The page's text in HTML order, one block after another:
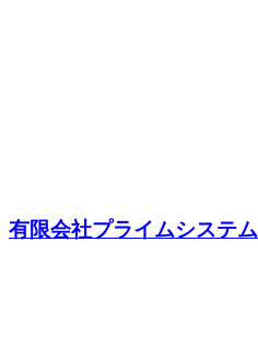
有限会社プライムシステム